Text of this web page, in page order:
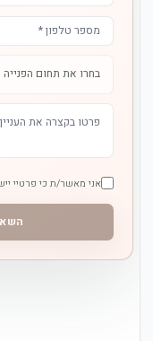
אני מאשר/ת כי פרטיי